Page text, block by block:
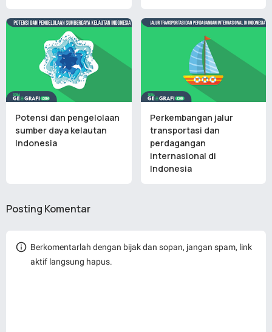
Potensi dan pengelolaan
sumber daya kelautan
Indonesia
Perkembangan jalur
transportasi dan
perdagangan
internasional di
Indonesia
Posting Komentar
Berkomentarlah dengan bijak dan sopan, jangan spam, link
aktif langsung hapus.